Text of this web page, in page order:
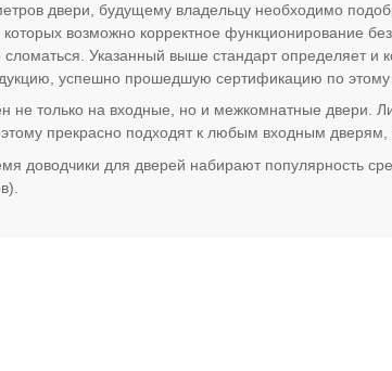
двери, будущему владельцу необходимо
которых возможно корректное функционирование
Указанный выше стандарт определяет и
успешно прошедшую сертификацию по
не только на входные, но и межкомнатные двери.
прекрасно подходят к любым входным дверям,
доводчики для дверей набирают популярность